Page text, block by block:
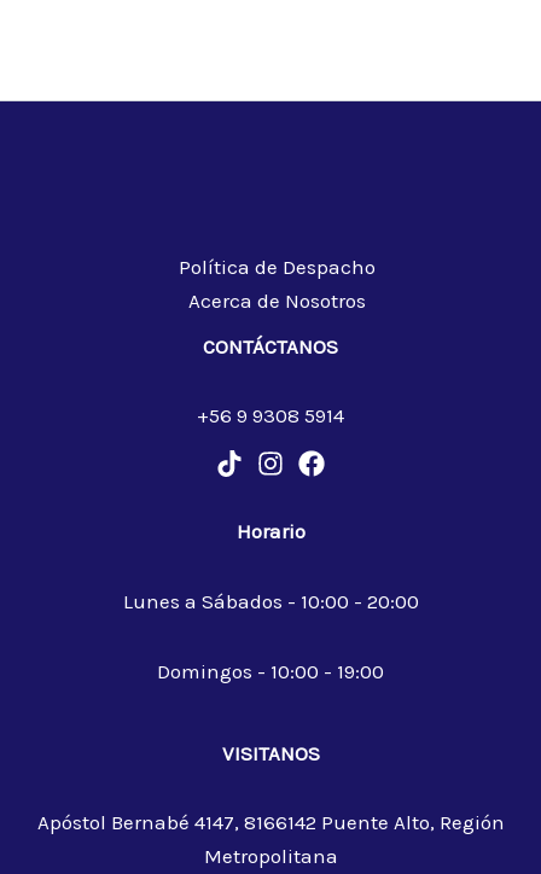
Política de Despacho
Acerca de Nosotros
CONTÁCTANOS
+56 9 9308 5914
Horario
Lunes a Sábados - 10:00 - 20:00
Domingos - 10:00 - 19:00
VISITANOS
Apóstol Bernabé 4147, 8166142 Puente Alto, Región
Metropolitana